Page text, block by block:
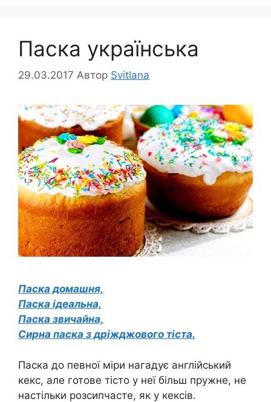
Паска українська
29.03.2017 Автор Svitlana
Паска домашня,
Паска ідеальна,
Паска звичайна,
Сирна паска з дріжджового тіста.
Паска до певної міри нагадує англійський
кекс, але готове тісто у неї більш пружне, не
настільки розсипчасте, як у кексів.